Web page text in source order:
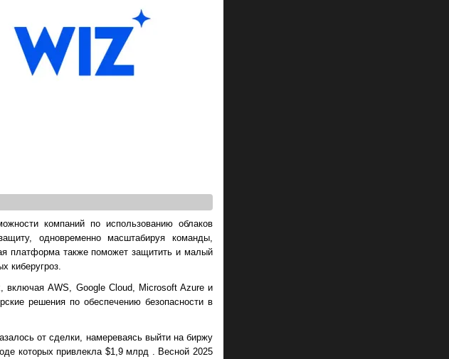
компаний по использованию облаков
одновременно масштабируя команды,
платформа также поможет защитить и малый
киберугроз.
включая AWS, Google Cloud, Microsoft Azure и
решения по обеспечению безопасности в
от сделки, намереваясь выйти на биржу
которых привлекла $1,9 млрд . Весной 2025